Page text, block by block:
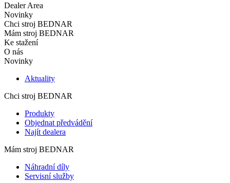
Dealer Area
Novinky
Chci stroj BEDNAR
Mám stroj BEDNAR
Ke stažení
O nás
Novinky
Aktuality
Chci stroj BEDNAR
Produkty
Objednat předvádění
Najít dealera
Mám stroj BEDNAR
Náhradní díly
Servisní služby